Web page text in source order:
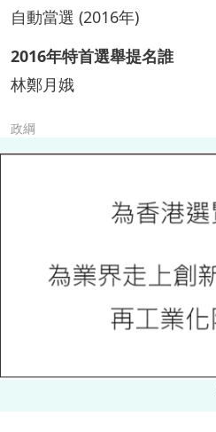
自動當選 (2016年)
2016年特首選舉提名誰
林鄭月娥
政綱